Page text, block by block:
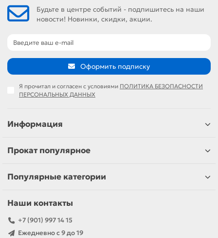
Будьте в центре событий - подпишитесь на наши
новости! Новинки, скидки, акции.
Оформить подписку
Я прочитал и согласен с условиями ПОЛИТИКА БЕЗОПАСНОСТИ
ПЕРСОНАЛЬНЫХ ДАННЫХ
Информация
Прокат популярное
Популярные категории
Наши контакты
+7 (901) 997 14 15
Ежедневно с 9 до 19